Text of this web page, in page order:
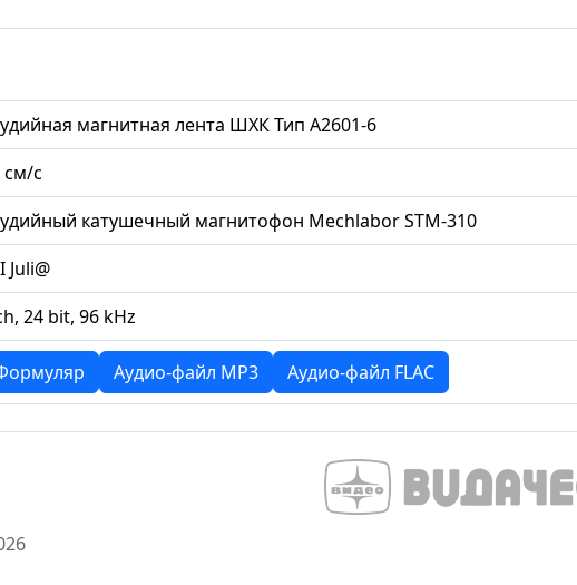
магнитная лента ШХК Тип А2601-6
см/с
катушечный магнитофон Mechlabor STM-310
Juli@
24 bit, 96 kHz
Аудио-файл MP3 Аудио-файл FLAC